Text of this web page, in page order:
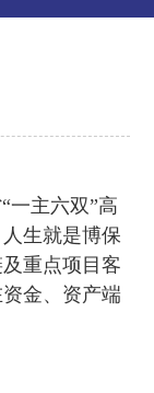
“一主六双”高
人生就是博保
及重点项目客
、资产端